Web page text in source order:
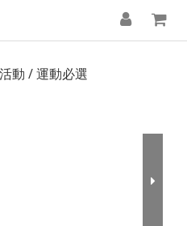
動 / 運動必選